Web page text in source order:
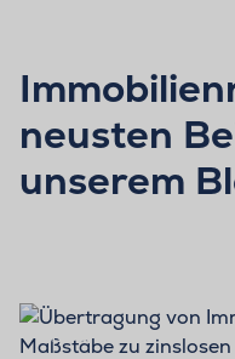
neusten
unserem
BLOG